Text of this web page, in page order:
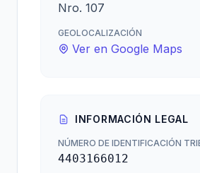
Nro. 107
GEOLOCALIZACIÓN
Ver en Google Maps
INFORMACIÓN LEGAL
NÚMERO DE IDENTIFICACIÓN
4403166012